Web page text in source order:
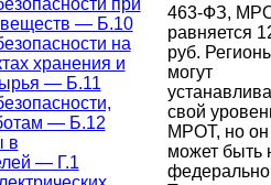
веществ — Б.10
на
хранения и
— Б.11
— Б.12
в
— Г.1
463-ФЗ,
равняется
руб.
могут
свой
МРОТ, но он
может быть